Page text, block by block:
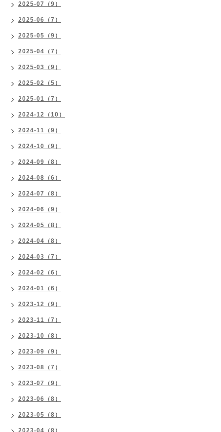
2025-07（9）
2025-06（7）
2025-05（9）
2025-04（7）
2025-03（9）
2025-02（5）
2025-01（7）
2024-12（10）
2024-11（9）
2024-10（9）
2024-09（8）
2024-08（6）
2024-07（8）
2024-06（9）
2024-05（8）
2024-04（8）
2024-03（7）
2024-02（6）
2024-01（6）
2023-12（9）
2023-11（7）
2023-10（8）
2023-09（9）
2023-08（7）
2023-07（9）
2023-06（8）
2023-05（8）
2023-04（8）